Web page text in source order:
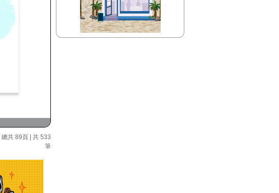
| 總共 89頁 | 共 533
筆